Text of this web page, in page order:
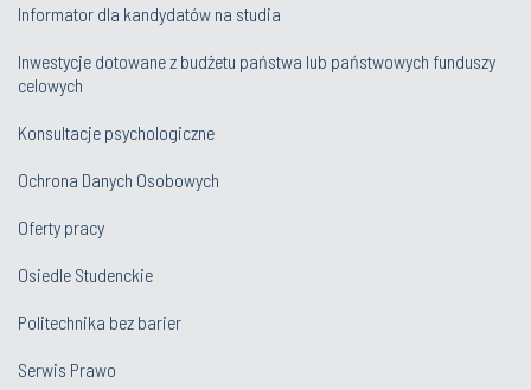
Informator dla kandydatów na studia
Inwestycje dotowane z budżetu państwa lub państwowych funduszy
celowych
Konsultacje psychologiczne
Ochrona Danych Osobowych
Oferty pracy
Osiedle Studenckie
Politechnika bez barier
Serwis Prawo